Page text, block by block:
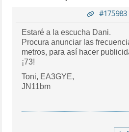
#175983
Estaré a la escucha Dani.
Procura anunciar las
metros, para así hacer
¡73!
Toni, EA3GYE,
JN11bm